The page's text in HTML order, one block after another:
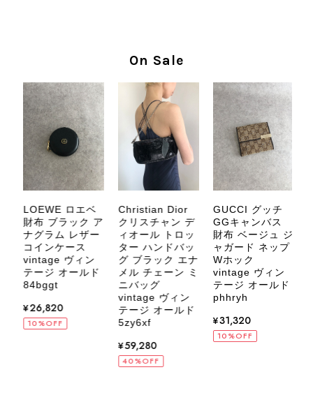
心いたしました。 また、商品からヴ
ィンテージならではの上品な魅力を感
じていただけたようで、スタッフ一同
大変励みになります！ ぜひこれから
末永くご愛用いただけましたら幸いで
す。 また気になる商品やご不明な点
などございましたら、いつでもお気軽
にご相談ください。 またご縁がござ
いましたら、ぜひよろしくお願いいた
します。 VintageShop solo
CELINE セリーヌ ブレスレット シルバー トリオンフ ホースビット SILVER925 vintage ヴィンテージ オールド 7f8hjn
2026/08/05
On Sale
LOEWE ロエベ
財布 ブラック ア
ナグラム レザー
コインケース
vintage ヴィン
テージ オールド
84bggt
¥26,820
10%OFF
Christian Dior
クリスチャン デ
ィオール トロッ
ター ハンドバッ
グ ブラック エナ
メル チェーン ミ
ニバッグ
vintage ヴィン
テージ オールド
5zy6xf
¥59,280
40%OFF
GUCCI グッチ
GGキャンバス
財布 ベージュ ジ
ャガード ネップ
Wホック
vintage ヴィン
テージ オールド
phhryh
¥31,320
10%OFF